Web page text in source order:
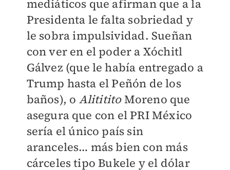
mediáticos que afirman que a la
Presidenta le falta sobriedad y
le sobra impulsividad. Sueñan
con ver en el poder a Xóchitl
Gálvez (que le había entregado a
Trump hasta el Peñón de los
baños), o AlitititoMoreno que
asegura que con el PRI México
sería el único país sin
aranceles… más bien con más
cárceles tipo Bukele y el dólar